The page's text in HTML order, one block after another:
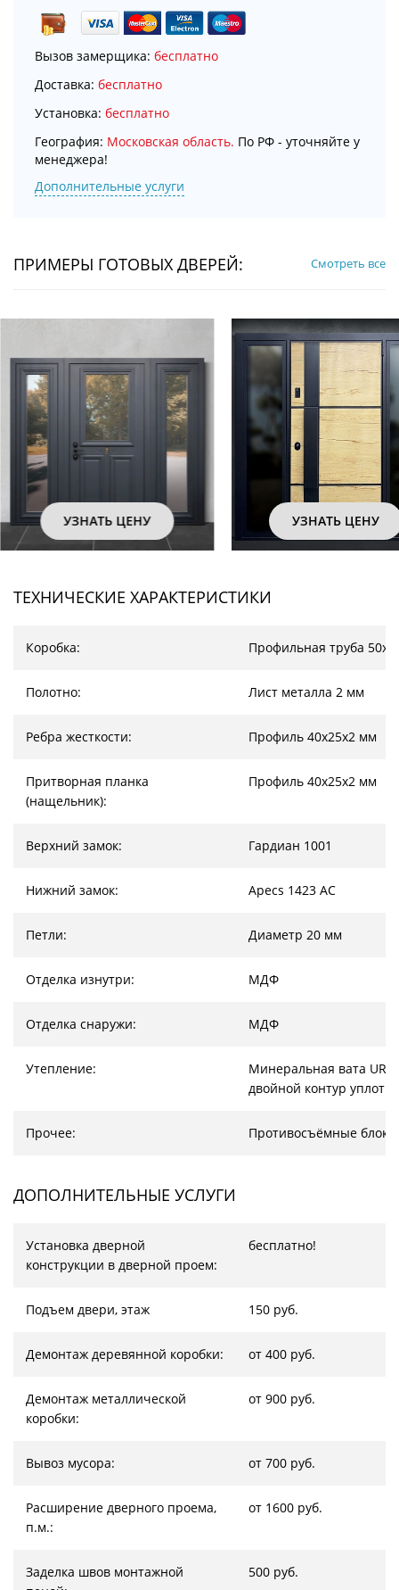
Вызов замерщика: бесплатно
Доставка: бесплатно
Установка: бесплатно
География: Московская область. По РФ - уточняйте у
менеджера!
Дополнительные услуги
ПРИМЕРЫ ГОТОВЫХ ДВЕРЕЙ: Смотреть все
УЗНАТЬ ЦЕНУ УЗНАТЬ ЦЕНУ
ТЕХНИЧЕСКИЕ ХАРАКТЕРИСТИКИ
Коробка: Профильная труба
Полотно: Лист металла 2 мм
Ребра жесткости: Профиль 40х25х2 мм
Притворная планка
(нащельник):
Профиль 40х25х2 мм
Верхний замок: Гардиан 1001
Нижний замок: Apecs 1423 AC
Петли: Диаметр 20 мм
Отделка изнутри: МДФ
Отделка снаружи: МДФ
Утепление:
Минеральная вата
двойной контур
Прочее: Противосъёмные
ДОПОЛНИТЕЛЬНЫЕ УСЛУГИ
Установка дверной
конструкции в дверной проем:
бесплатно!
Подъем двери, этаж 150 руб.
Демонтаж деревянной коробки: от 400 руб.
Демонтаж металлической
коробки:
от 900 руб.
Вывоз мусора: от 700 руб.
Расширение дверного проема,
п.м.:
от 1600 руб.
Заделка швов монтажной
500 руб.